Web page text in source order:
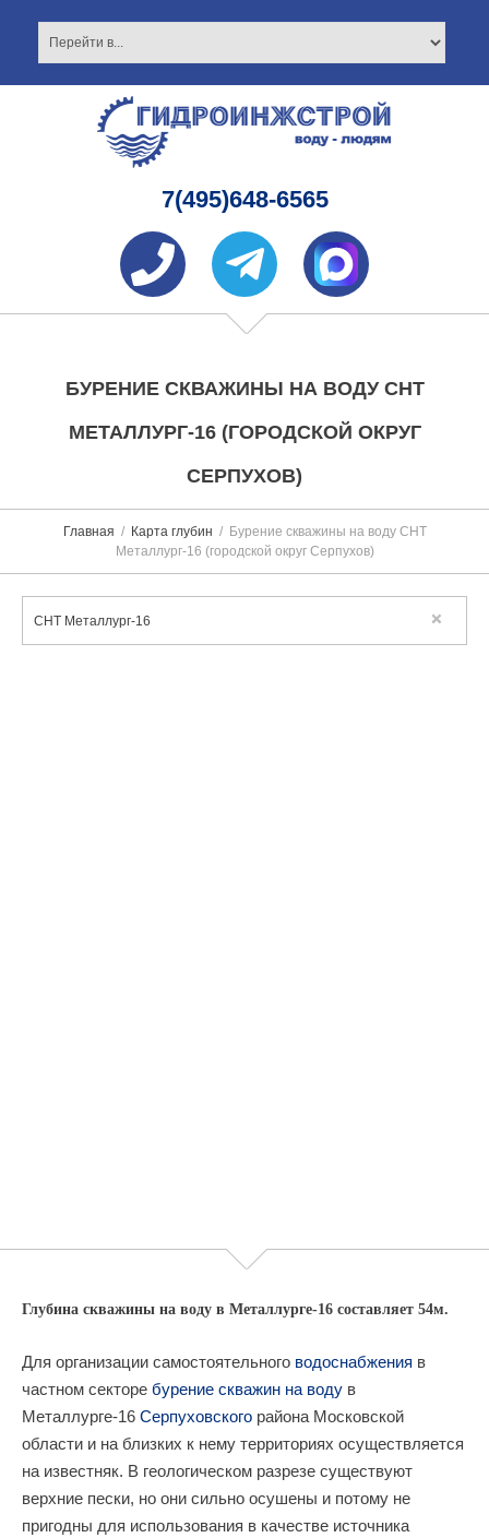
7(495)648-6565
БУРЕНИЕ СКВАЖИНЫ НА ВОДУ СНТ
МЕТАЛЛУРГ-16 (ГОРОДСКОЙ ОКРУГ
СЕРПУХОВ)
Главная Карта глубин
Бурение скважины на воду СНТ
Металлург-16 (городской округ Серпухов)
Глубина скважины на воду в Металлурге-16 составляет 54м.
Для организации самостоятельного водоснабжения в
частном секторе бурение скважин на воду в
Металлурге-16 Серпуховского района Московской
области и на близких к нему территориях осуществляется
на известняк. В геологическом разрезе существуют
верхние пески, но они сильно осушены и потому не
пригодны для использования в качестве источника